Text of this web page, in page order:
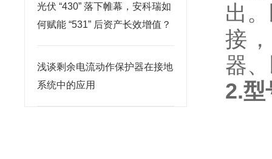
光伏 “430” 落下帷幕，安科瑞如
何赋能 “531” 后资产长效增值？
浅谈剩余电流动作保护器在接地
系统中的应用
出
接
器
2.型